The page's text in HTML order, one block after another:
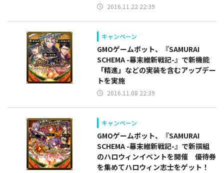
2016.11.22 22:39
キャンペーン
GMOゲームポット、『SAMURAI
SCHEMA -幕末維新戦記-』で新機能
「精進」などの実装を含むアップデー
トを実施
2016.11.08 22:39
キャンペーン
GMOゲームポット、『SAMURAI
SCHEMA -幕末維新戦記-』で新撰組
のハロウィンイベントを開催 優待券
を集めてハロウィン志士をゲット！